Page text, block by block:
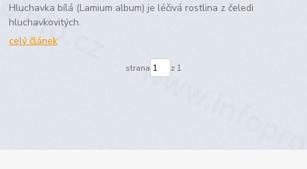
Hluchavka bílá (Lamium album) je léčivá rostlina z čeledi
hluchavkovitých.
celý článek
strana z 1